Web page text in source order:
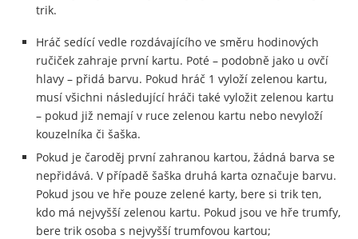
trik.
Hráč sedící vedle rozdávajícího ve směru hodinových
ručiček zahraje první kartu. Poté – podobně jako u ovčí
hlavy – přidá barvu. Pokud hráč 1 vyloží zelenou kartu,
musí všichni následující hráči také vyložit zelenou kartu
– pokud již nemají v ruce zelenou kartu nebo nevyloží
kouzelníka či šaška.
Pokud je čaroděj první zahranou kartou, žádná barva se
nepřidává. V případě šaška druhá karta označuje barvu.
Pokud jsou ve hře pouze zelené karty, bere si trik ten,
kdo má nejvyšší zelenou kartu. Pokud jsou ve hře trumfy,
bere trik osoba s nejvyšší trumfovou kartou;